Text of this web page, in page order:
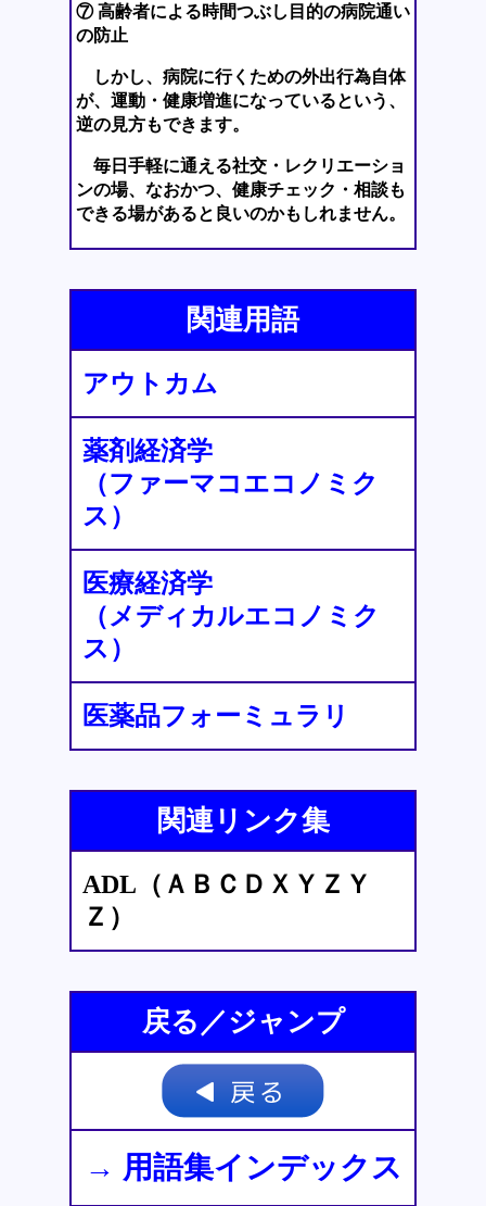
⑦ 高齢者による時間つぶし目的の病院通い
の防止
しかし、病院に行くための外出行為自体
が、運動・健康増進になっているという、
逆の見方もできます。
毎日手軽に通える社交・レクリエーショ
ンの場、なおかつ、健康チェック・相談も
できる場があると良いのかもしれません。
関連用語
アウトカム
薬剤経済学
（ファーマコエコノミク
ス）
医療経済学
（メディカルエコノミク
ス）
医薬品フォーミュラリ
関連リンク集
ADL（ＡＢＣＤＸＹＺＹ
Ｚ）
戻る／ジャンプ
→ 用語集インデックス